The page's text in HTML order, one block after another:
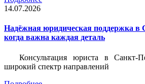
14.07.2026
Надёжная юридическая поддержка в
когда важна каждая деталь
Консультация юриста в Санкт-
широкий спектр направлений